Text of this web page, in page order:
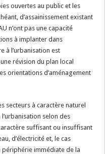
ouvertes au public et les
d’assainissement existant
n’ont pas une capacité
à implanter dans
à l’urbanisation est
révision du plan local
orientations d’aménagement
secteurs à caractère naturel
selon des
suffisant ou insuffisant
d’électricité et, le cas
périphérie immédiate de la